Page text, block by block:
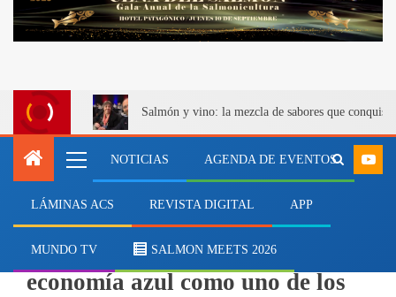
Salmón y vino: la mezcla de sabores que
NOTICIAS AGENDA DE EVENTOS
LÁMINAS ACS REVISTA DIGITAL APP
MUNDO TV SALMON MEETS 2026
Alicia Gallardo destaca la
economía azul como uno de los